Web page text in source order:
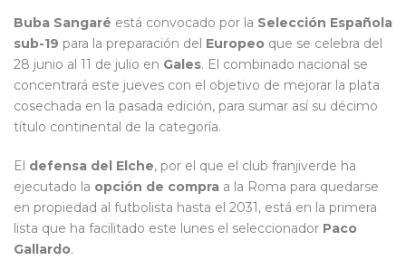
Buba Sangaré está convocado por la Selección Española
sub-19 para la preparación del Europeo que se celebra del
28 junio al 11 de julio en Gales. El combinado nacional se
concentrará este jueves con el objetivo de mejorar la plata
cosechada en la pasada edición, para sumar así su décimo
título continental de la categoría.
El defensa del Elche, por el que el club franjiverde ha
ejecutado la opción de compra a la Roma para quedarse
en propiedad al futbolista hasta el 2031, está en la primera
lista que ha facilitado este lunes el seleccionador Paco
Gallardo.